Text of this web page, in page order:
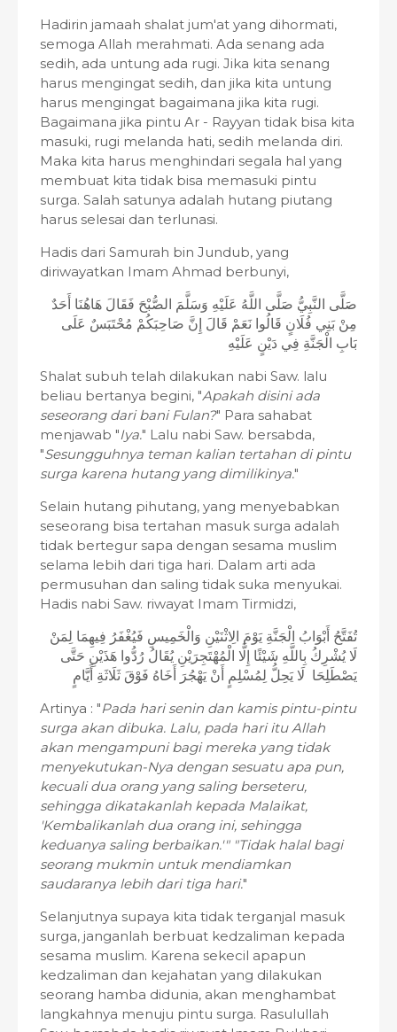
Hadirin jamaah shalat jum'at yang dihormati,
semoga Allah merahmati. Ada senang ada
sedih, ada untung ada rugi. Jika kita senang
harus mengingat sedih, dan jika kita untung
harus mengingat bagaimana jika kita rugi.
Bagaimana jika pintu Ar - Rayyan tidak bisa kita
masuki, rugi melanda hati, sedih melanda diri.
Maka kita harus menghindari segala hal yang
membuat kita tidak bisa memasuki pintu
surga. Salah satunya adalah hutang piutang
harus selesai dan terlunasi.
Hadis dari Samurah bin Jundub, yang
diriwayatkan Imam Ahmad berbunyi,
صَلَّى النَّبِيُّ صَلَّى اللَّهُ عَلَيْهِ وَسَلَّمَ الصُّبْحَ فَقَالَ هَاهُنَا أَحَدٌ
مِنْ بَنِي فُلَانٍ قَالُوا نَعَمْ قَالَ إِنَّ صَاحِبَكُمْ مُحْتَبَسٌ عَلَى
بَابِ الْجَنَّةِ فِي دَيْنٍ عَلَيْهِ
Shalat subuh telah dilakukan nabi Saw. lalu
beliau bertanya begini, "Apakah disini ada
seseorang dari bani Fulan?" Para sahabat
menjawab "Iya." Lalu nabi Saw. bersabda,
"Sesungguhnya teman kalian tertahan di pintu
surga karena hutang yang dimilikinya."
Selain hutang pihutang, yang menyebabkan
seseorang bisa tertahan masuk surga adalah
tidak bertegur sapa dengan sesama muslim
selama lebih dari tiga hari. Dalam arti ada
permusuhan dan saling tidak suka menyukai.
Hadis nabi Saw. riwayat Imam Tirmidzi,
تُفَتَّحُ أَبْوَابُ الْجَنَّةِ يَوْمَ الِاثْنَيْنِ وَالْخَمِيسِ فَيُغْفَرُ فِيهِمَا لِمَنْ
لَا يُشْرِكُ بِاللَّهِ شَيْئًا إِلَّا الْمُهْتَجِرَيْنِ يُقَالُ رُدُّوا هَذَيْنِ حَتَّى
يَصْطَلِحَا لَا يَحِلُّ لِمُسْلِمٍ أَنْ يَهْجُرَ أَخَاهُ فَوْقَ ثَلَاثَةِ أَيَّامٍ
Artinya : "Pada hari senin dan kamis pintu-pintu
surga akan dibuka. Lalu, pada hari itu Allah
akan mengampuni bagi mereka yang tidak
menyekutukan-Nya dengan sesuatu apa pun,
kecuali dua orang yang saling berseteru,
sehingga dikatakanlah kepada Malaikat,
'Kembalikanlah dua orang ini, sehingga
keduanya saling berbaikan.'" "Tidak halal bagi
seorang mukmin untuk mendiamkan
saudaranya lebih dari tiga hari."
Selanjutnya supaya kita tidak terganjal masuk
surga, janganlah berbuat kedzaliman kepada
sesama muslim. Karena sekecil apapun
kedzaliman dan kejahatan yang dilakukan
seorang hamba didunia, akan menghambat
langkahnya menuju pintu surga. Rasulullah